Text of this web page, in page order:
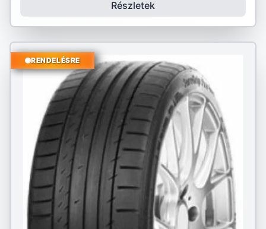
Részletek
RENDELÉSRE